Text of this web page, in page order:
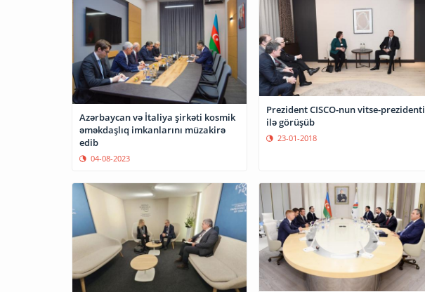
Azərbaycan və İtaliya şirkəti kosmik
əməkdaşlıq imkanlarını müzakirə
edib
04-08-2023
Prezident CISCO-nun vitse-prezidenti
ilə görüşüb
23-01-2018